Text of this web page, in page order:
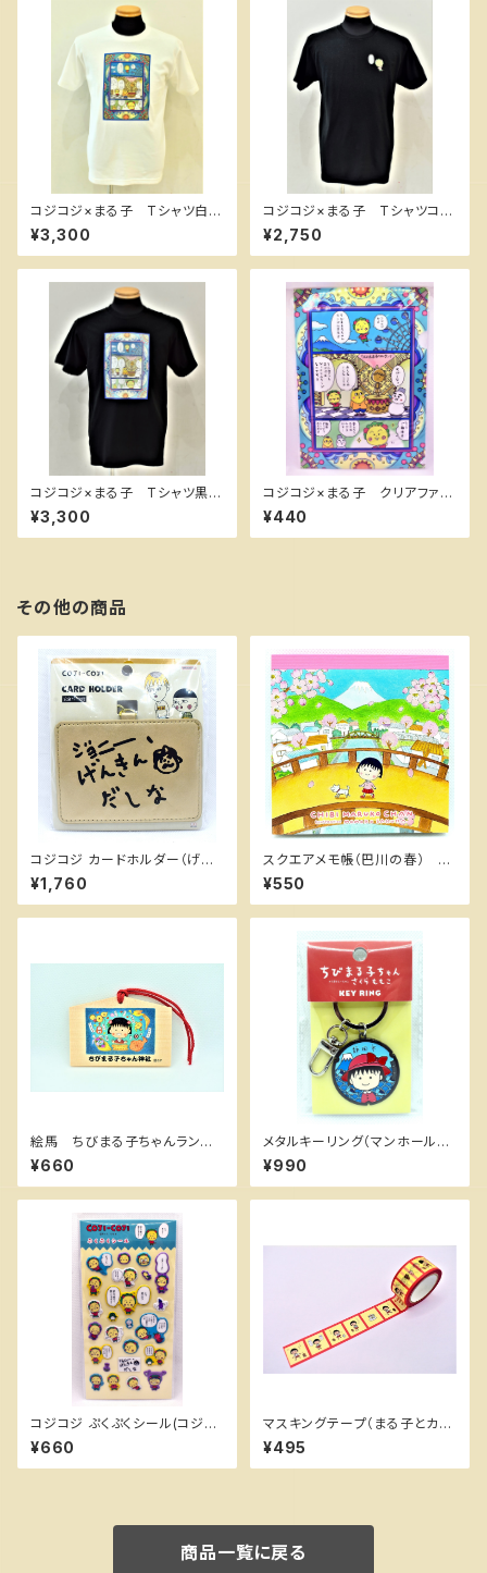
コジコジ×まる子 Tシャツ白Ｌ
（男女兼用） ちびまる子ちゃん
ランド限定
¥3,300
コジコジ×まる子 Tシャツコジ
コジワンポイント黒Ｌ（男女兼
用） ちびまる子ちゃんランド限
定
¥2,750
コジコジ×まる子 Tシャツ黒Ｌ
（男女兼用） ちびまる子ちゃん
ランド限定
¥3,300
コジコジ×まる子 クリアファイ
ル ちびまる子ちゃんランド限
定
¥440
その他の商品
コジコジ カードホルダー（げん
きんだしな） ちびまる子ちゃんラ
ンド
¥1,760
スクエアメモ帳（巴川の春） ち
びまる子ちゃんランド
¥550
絵馬 ちびまる子ちゃんランド
限定 神社グッズ
¥660
メタルキーリング（マンホール赤
¥990
コジコジ ぷくぷくシール(コジコ
ジセリフ) ちびまる子ちゃんラン
ド
¥660
マスキングテープ（まる子とカッ
プ） ちびまる子ちゃんランド
¥495
商品一覧に戻る